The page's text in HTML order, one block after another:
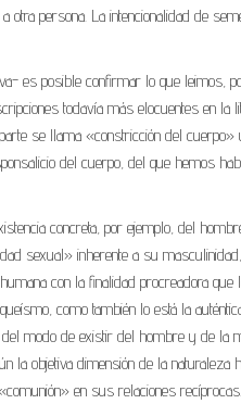
persona. La intencionalidad de
es posible confirmar lo que leimos,
todavía más elocuentes en la
se llama «constricción del
del cuerpo, del que hemos
concreta, por ejemplo, del
sexual» inherente a su
con la finalidad procreadora
como también lo está la
modo de existir del hombre y de la
la objetiva dimensión de la naturaleza
en sus relaciones